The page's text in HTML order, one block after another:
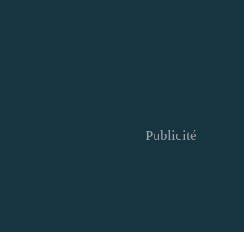
Publicité